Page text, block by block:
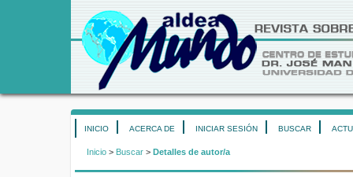
INICIO ACERCA DE INICIAR SESIÓN BUSCAR
Inicio > Buscar > Detalles de autor/a